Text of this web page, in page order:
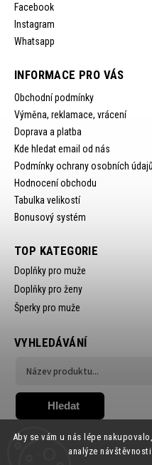
Aby se vám u nás lépe
analýze
Facebook
Instagram
Whatsapp
INFORMACE PRO VÁS
Obchodní podmínky
Výměna, reklamace, vrácení
Doprava a platba
Kde hledat email od nás
Podmínky ochrany osobních údajů
Hodnocení obchodu
Tabulka velikostí
Bonusový systém
TOP KATEGORIE
Doplňky pro muže
Doplňky pro ženy
Šperky pro muže
VYHLEDÁVÁNÍ
Hledat